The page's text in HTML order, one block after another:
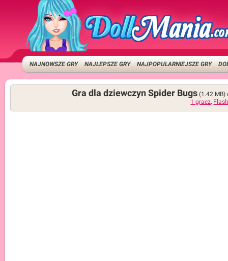
NAJNOWSZE GRY NAJLEPSZE GRY NAJPOPULARNIEJSZE GRY
Gra dla dziewczyn Spider Bugs (1.42 MB)
1 gracz,